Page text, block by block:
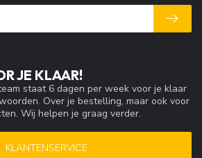
JE KLAAR!
staat 6 dagen per week voor je klaar
Over je bestelling, maar ook voor
Wij helpen je graag verder.
KLANTENSERVICE